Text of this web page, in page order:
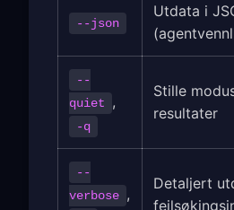
--json
Utdata i
--
quiet
,
-q
Stille
resultater
--
verbose ,
Detaljert